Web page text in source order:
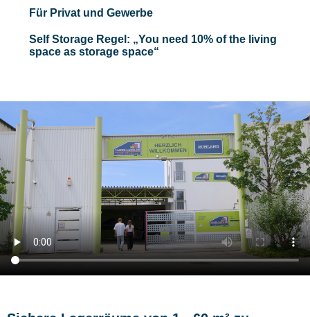
Für Privat und Gewerbe
Self Storage Regel: „You need 10% of the living
space as storage space“